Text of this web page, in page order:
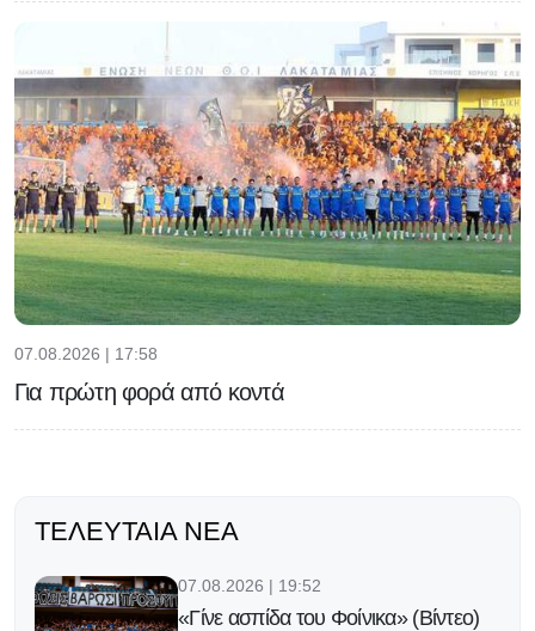
07.08.2026 | 17:58
Για πρώτη φορά από κοντά
ΤΕΛΕΥΤΑΊΑ ΝΈΑ
07.08.2026 | 19:52
«Γίνε ασπίδα του Φοίνικα» (Βίντεο)